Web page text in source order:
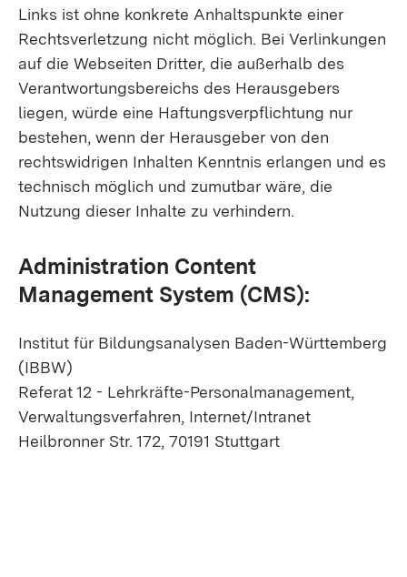
Links ist ohne konkrete Anhaltspunkte einer
Rechtsverletzung nicht möglich. Bei Verlinkungen
auf die Webseiten Dritter, die außerhalb des
Verantwortungsbereichs des Herausgebers
liegen, würde eine Haftungsverpflichtung nur
bestehen, wenn der Herausgeber von den
rechtswidrigen Inhalten Kenntnis erlangen und es
technisch möglich und zumutbar wäre, die
Nutzung dieser Inhalte zu verhindern.
Administration Content
Management System (CMS):
Institut für Bildungsanalysen Baden-Württemberg
(IBBW)
Referat 12 - Lehrkräfte-Personalmanagement,
Verwaltungsverfahren, Internet/Intranet
Heilbronner Str. 172, 70191 Stuttgart